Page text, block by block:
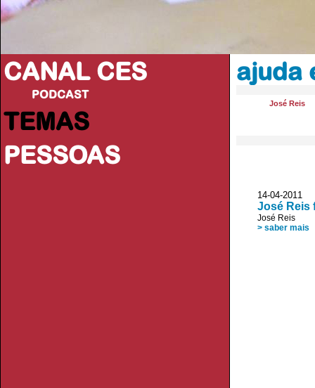
CANAL CES
PODCAST
TEMAS
PESSOAS
ajuda
José Reis
14-04-
José Reis
José Reis
> saber mais